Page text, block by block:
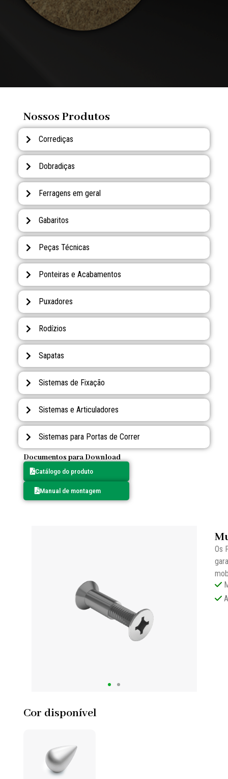
Nossos Produtos
Corrediças
Dobradiças
Ferragens em geral
Gabaritos
Peças Técnicas
Ponteiras e Acabamentos
Puxadores
Rodízios
Sapatas
Sistemas de Fixação
Sistemas e Articuladores
Sistemas para Portas de Correr
Documentos para Download
Catálogo do produto
Manual de montagem
Os
Cor disponível